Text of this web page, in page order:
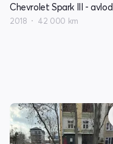
Chevrolet Spark III - avlod
2018 42 000 km